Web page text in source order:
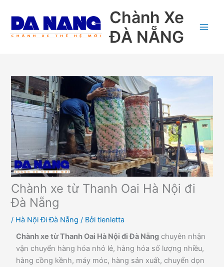
Chành Xe
ĐÀ NẴNG
Chành xe từ Thanh Oai Hà Nội đi
Đà Nẵng
/ Hà Nội Đi Đà Nẵng / Bởitienletta
Chành xe từ Thanh Oai Hà Nội đi Đà Nẵng chuyên nhận
vận chuyển hàng hóa nhỏ lẻ, hàng hóa số lượng nhiều,
hàng cồng kềnh, máy móc, hàng sản xuất, chuyển dọn